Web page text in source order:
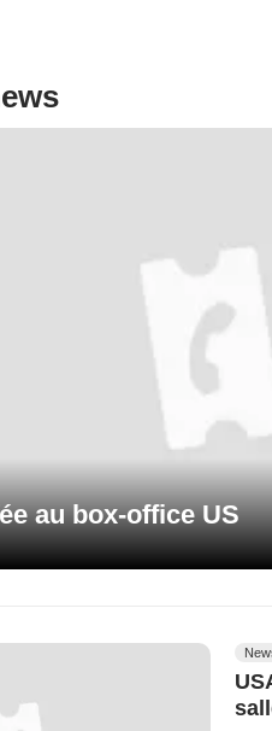
au box-office US